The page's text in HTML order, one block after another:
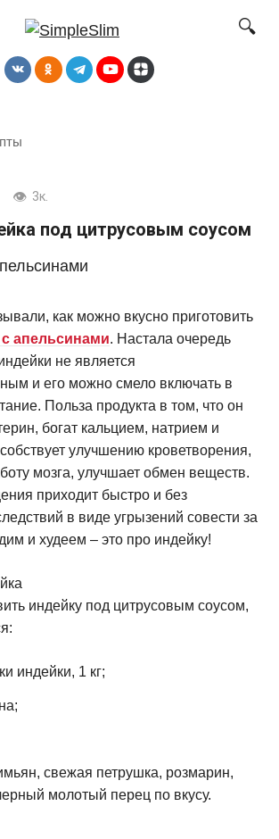
3к.
под цитрусовым соусом
как можно вкусно приготовить
апельсинами. Настала очередь
не является
и его можно смело включать в
Польза продукта в том, что он
богат кальцием, натрием и
улучшению кроветворения,
мозга, улучшает обмен веществ.
приходит быстро и без
в виде угрызений совести за
и худеем – это про индейку!
индейку под цитрусовым соусом,
индейки, 1 кг;
свежая петрушка, розмарин,
молотый перец по вкусу.